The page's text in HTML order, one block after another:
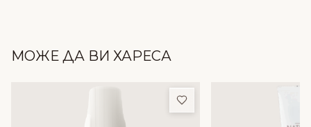
МОЖЕ ДА ВИ ХАРЕСА
Добави в любими